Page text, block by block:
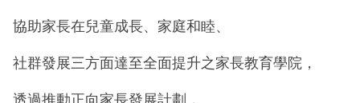
協助家長在兒童成長、家庭和睦、
社群發展三方面達至全面提升之家長教育學院，